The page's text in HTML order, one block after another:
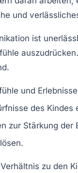
und
ist
und
des Kindes
zur Stärkung der
zu den